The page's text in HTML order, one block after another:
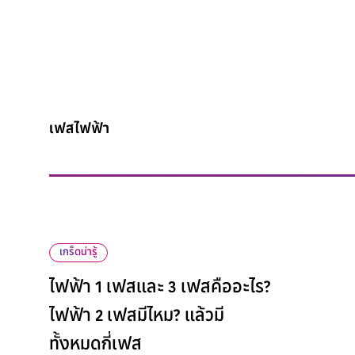
เฟสไฟฟ้า
เกร็ดน่ารู้
ไฟฟ้า 1 เฟสและ 3 เฟสคืออะไร?
ไฟฟ้า 2 เฟสมีไหม? แล้วมี
ทั้งหมดกี่เฟส